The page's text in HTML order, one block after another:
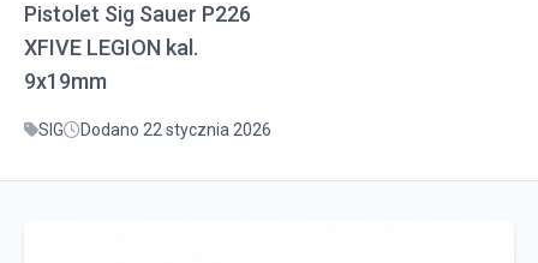
Pistolet Sig Sauer P226
XFIVE LEGION kal.
9x19mm
SIG Dodano 22 stycznia 2026